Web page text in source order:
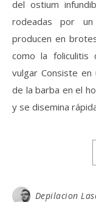
del ostium
rodeadas por
producen en
como la foliculitis
vulgar Consiste
de la barba en el
y se disemina
Depilacion